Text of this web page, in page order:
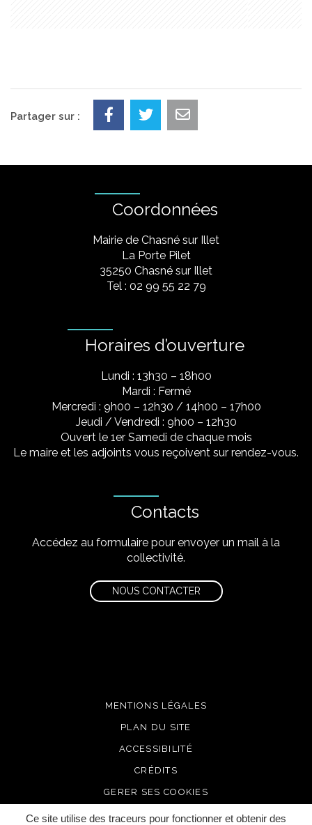
Ce site utilise des traceurs pour fonctionner et obtenir des
Partager sur :
Coordonnées
Mairie de Chasné sur Illet
La Porte Pilet
35250 Chasné sur Illet
Tel : 02 99 55 22 79
Horaires d’ouverture
Lundi : 13h30 – 18h00
Mardi : Fermé
Mercredi : 9h00 – 12h30 / 14h00 – 17h00
Jeudi / Vendredi : 9h00 – 12h30
Ouvert le 1er Samedi de chaque mois
Le maire et les adjoints vous reçoivent sur rendez-vous.
Contacts
Accédez au formulaire pour envoyer un mail à la
collectivité.
NOUS CONTACTER
MENTIONS LÉGALES
PLAN DU SITE
ACCESSIBILITÉ
CRÉDITS
GERER SES COOKIES